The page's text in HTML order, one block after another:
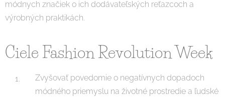
módnych značiek o ich dodávateľských reťazcoch a
výrobných praktikách.
Ciele Fashion Revolution Week
Zvyšovať povedomie o negatívnych dopadoch
módného priemyslu na životné prostredie a ľudské